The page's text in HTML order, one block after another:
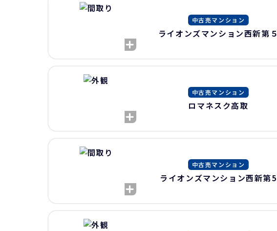
中古売マンション
ライオンズマンション西新第５
中古売マンション
ロマネスク高取
中古売マンション
ライオンズマンション西新第5